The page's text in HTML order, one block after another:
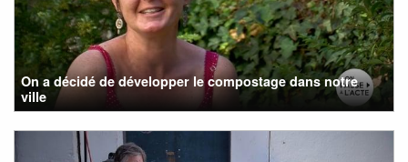
On a décidé de développer le compostage dans notre
ville